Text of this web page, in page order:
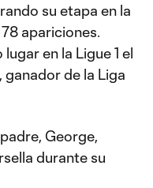
su etapa en la
apariciones.
en la Ligue 1 el
ganador de la Liga
George,
durante su